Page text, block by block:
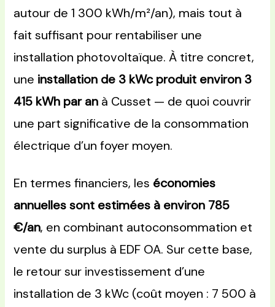
autour de 1 300 kWh/m²/an), mais tout à
fait suffisant pour rentabiliser une
installation photovoltaïque. À titre concret,
une installation de 3 kWc produit environ 3
415 kWh par an à Cusset — de quoi couvrir
une part significative de la consommation
électrique d’un foyer moyen.
En termes financiers, les économies
annuelles sont estimées à environ 785
€/an, en combinant autoconsommation et
vente du surplus à EDF OA. Sur cette base,
le retour sur investissement d’une
installation de 3 kWc (coût moyen : 7 500 à